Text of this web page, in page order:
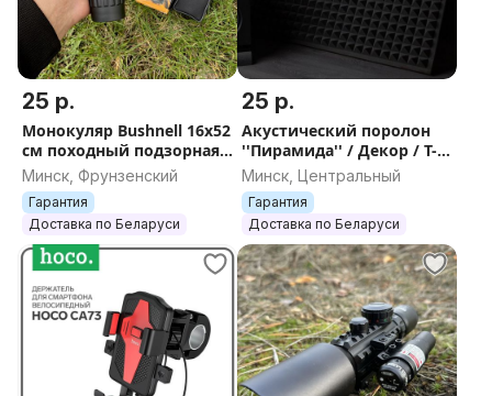
25 р.
Монокуляр Bushnell 16x52
см походный подзорная
труба монокль
туристический для
охоты рыбалки бинокль
Минск, Фрунзенский
Гарантия
Доставка по Беларуси
25 р.
Акустический поролон
''Пирамида'' / Декор / Т-
Панель / звукоизоляция
и шумоизоляция
помещения
Минск, Центральный
Гарантия
Доставка по Беларуси